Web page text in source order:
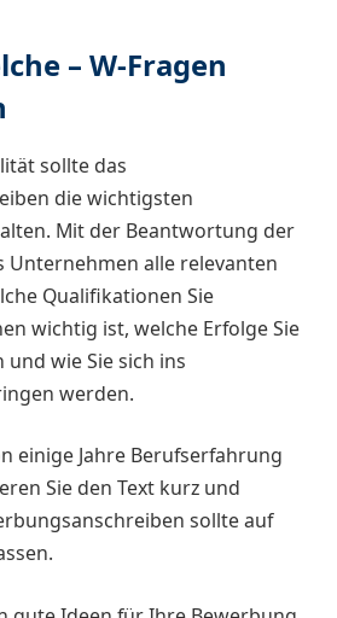
– W-Fragen
sollte das
die wichtigsten
Mit der Beantwortung der
Unternehmen alle relevanten
Qualifikationen Sie
wichtig ist, welche Erfolge Sie
wie Sie sich ins
werden.
einige Jahre Berufserfahrung
Sie den Text kurz und
sollte auf